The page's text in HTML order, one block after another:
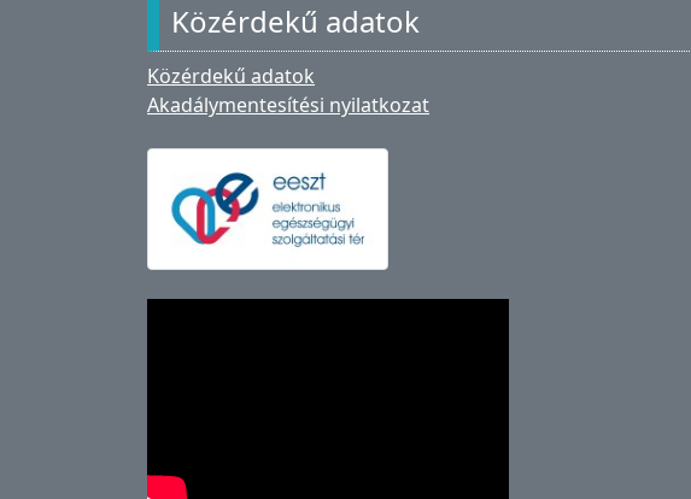
Közérdekű adatok
Közérdekű adatok
Akadálymentesítési nyilatkozat